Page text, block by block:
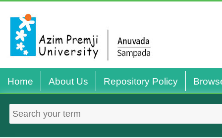
Home About Us Repository Policy